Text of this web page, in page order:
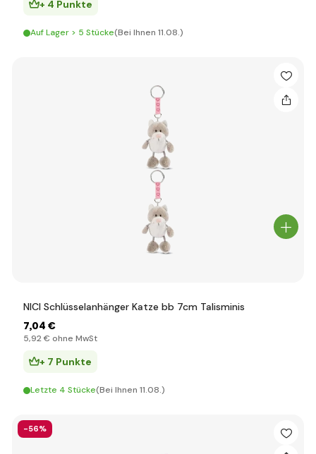
+ 4 Punkte
Auf Lager > 5 Stücke(Bei Ihnen 11.08.)
NICI Schlüsselanhänger Katze bb 7cm Talisminis
7,04 €
5,92 € ohne MwSt
+ 7 Punkte
Letzte 4 Stücke(Bei Ihnen 11.08.)
-56%